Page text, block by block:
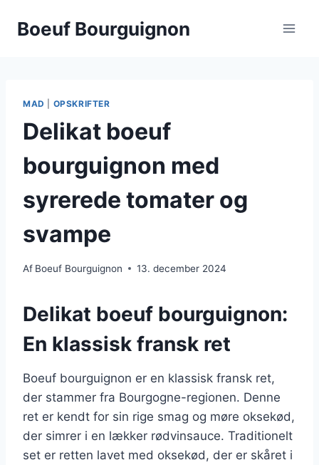
Boeuf Bourguignon
MAD OPSKRIFTER
Delikat boeuf
bourguignon med
syrerede tomater og
svampe
Af Boeuf Bourguignon 13. december 2024
Delikat boeuf bourguignon:
En klassisk fransk ret
Boeuf bourguignon er en klassisk fransk ret,
der stammer fra Bourgogne-regionen. Denne
ret er kendt for sin rige smag og møre oksekød,
der simrer i en lækker rødvinsauce. Traditionelt
set er retten lavet med oksekød, der er skåret i